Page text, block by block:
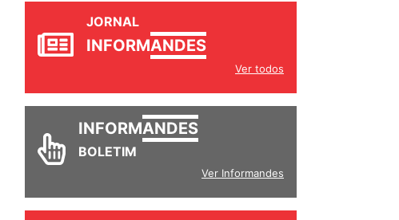
JORNAL
INFORMANDES
Ver todos
INFORMANDES
BOLETIM
Ver Informandes